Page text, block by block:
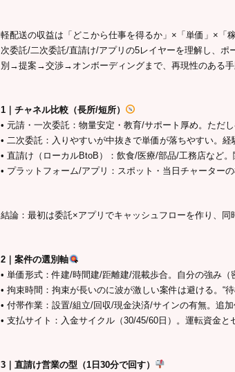
軽配送の収益は「どこから仕事を得るか」×「単価」×「
次委託/二次委託/直請け/アプリの5レイヤーを理解し、
別→提案→交渉→オンボーディングまで、再現性のある手
1｜チャネル比較（長所/短所）
• 元請・一次委託：物量安定・教育/サポート厚め。ただ
• 二次委託：入りやすいが中抜きで単価が落ちやすい。経
• 直請け（ローカルBtoB）：飲食/医療/部品/工務店など
• プラットフォーム/アプリ：スポット・当日チャーター
結論：最初は委託×アプリでキャッシュフローを作り、同
2｜案件の選別軸
• 単価形式：件建/時間建/距離建/混載歩合。自分の強み（
• 拘束時間：拘束が長いのに波が激しい案件は避ける。“待
• 付帯作業：設置/組立/回収/現金決済/サインの有無。追加
• 支払サイト：入金サイクル（30/45/60日）。運転資金と
3｜直請け営業の型（1日30分で回す）